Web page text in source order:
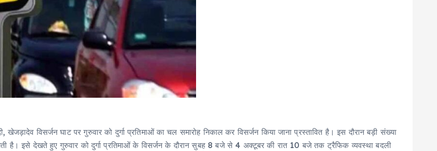
खेजड़ादेव विसर्जन घाट पर गुरुवार को दुर्गा प्रतिमाओं का चल समारोह निकाल कर विसर्जन किया जाना प्रस्तावित है। इस दौरान बड़ी संख्या
है। इसे देखते हुए गुरुवार को दुर्गा प्रतिमाओं के विसर्जन के दौरान सुबह 8 बजे से 4 अक्टूबर की रात 10 बजे तक ट्रैफिक व्यवस्था बदली